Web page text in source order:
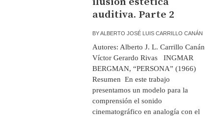
auditiva. Parte 2
BYALBERTO JOSÉ LUIS CARRILLO CANÁN
Autores: Alberto J. L. Carrillo Canán
Víctor Gerardo Rivas INGMAR
BERGMAN, “PERSONA” (1966)
Resumen En este trabajo
presentamos un modelo para la
comprensión el sonido
cinematográfico en analogía con el